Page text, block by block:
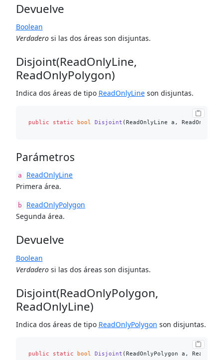
Devuelve
Boolean
Verdaderosi las dos áreas son disjuntas.
Disjoint(ReadOnlyLine,
ReadOnlyPolygon)
Indica dos áreas de tipo ReadOnlyLineson disjuntas.
public static bool Disjoint ( ReadOnlyLine a,
Parámetros
a
ReadOnlyLine
Primera área.
b
ReadOnlyPolygon
Segunda área.
Devuelve
Boolean
Verdaderosi las dos áreas son disjuntas.
Disjoint(ReadOnlyPolygon,
ReadOnlyLine)
Indica dos áreas de tipo ReadOnlyPolygon son disjuntas.
public static bool Disjoint ( ReadOnlyPolygon a,